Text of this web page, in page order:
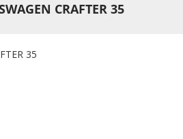
CRAFTER 35
35